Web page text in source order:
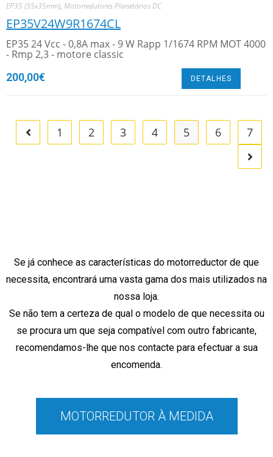
EP35 (35x35mm), Motorredutores Planetários DC
EP35V24W9R1674CL
EP35 24 Vcc - 0,8A max - 9 W Rapp 1/1674 RPM MOT 4000
- Rmp 2,3 - motore classic
200,00€ DETALHES
1 2 3 4 5 6 7
Se já conhece as características do motorreductor de que
necessita, encontrará uma vasta gama dos mais utilizados na
nossa loja.
Se não tem a certeza de qual o modelo de que necessita ou
se procura um que seja compatível com outro fabricante,
recomendamos-lhe que nos contacte para efectuar a sua
encomenda.
MOTORREDUTOR À MEDIDA